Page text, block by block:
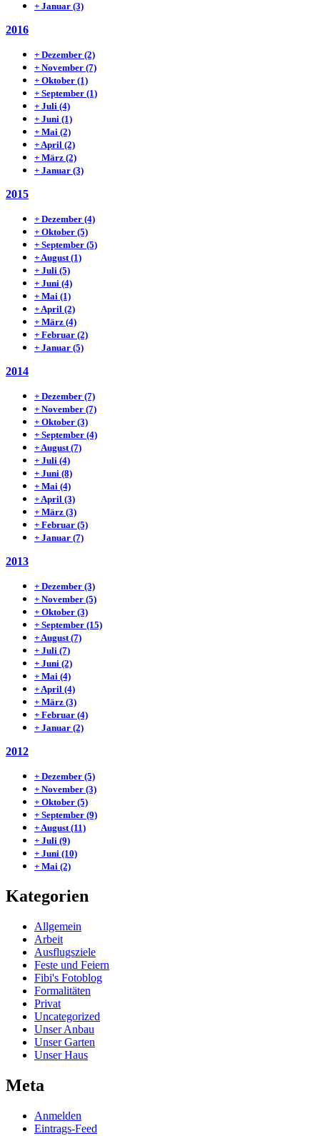
+ Januar (3)
2016
+ Dezember (2)
+ November (7)
+ Oktober (1)
+ September (1)
+ Juli (4)
+ Juni (1)
+ Mai (2)
+April (2)
+ März (2)
+ Januar (3)
2015
+ Dezember (4)
+ Oktober (5)
+ September (5)
+August(1)
+ Juli (5)
+ Juni (4)
+ Mai (1)
+April (2)
+ März (4)
+ Februar (2)
+ Januar (5)
2014
+ Dezember (7)
+ November (7)
+ Oktober (3)
+ September (4)
+August(7)
+ Juli (4)
+ Juni (8)
+ Mai (4)
+April (3)
+ März (3)
+ Februar (5)
+ Januar (7)
2013
+ Dezember (3)
+ November (5)
+ Oktober (3)
+ September (15)
+August(7)
+ Juli (7)
+ Juni (2)
+ Mai (4)
+April (4)
+ März (3)
+ Februar (4)
+ Januar (2)
2012
+ Dezember (5)
+ November (3)
+ Oktober (5)
+ September (9)
+August(11)
+ Juli (9)
+ Juni (10)
+ Mai (2)
Kategorien
Allgemein
Arbeit
Ausflugsziele
Feste und Feiern
Fibi's Fotoblog
Formalitäten
Privat
Uncategorized
Unser Anbau
Unser Garten
Unser Haus
Meta
Anmelden
Eintrags-Feed